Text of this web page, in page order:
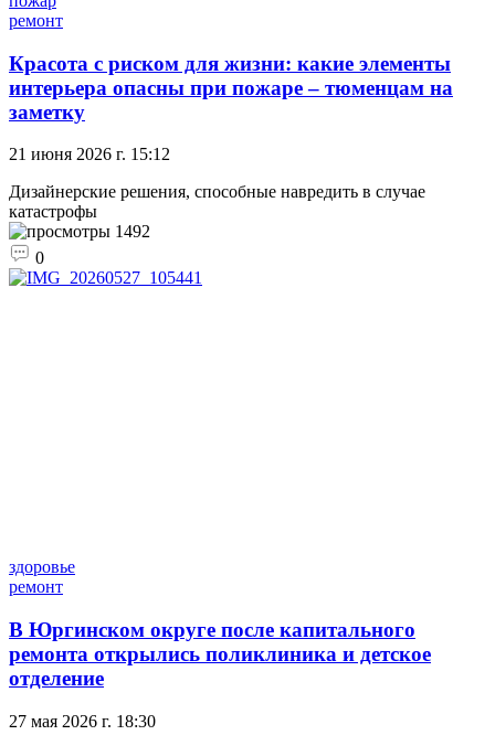
ремонт
Красота с риском для жизни: какие элементы
интерьера опасны при пожаре – тюменцам на
заметку
21 июня 2026 г. 15:12
Дизайнерские решения, способные навредить в случае
катастрофы
1492
0
здоровье
ремонт
В Юргинском округе после капитального
ремонта открылись поликлиника и детское
отделение
27 мая 2026 г. 18:30